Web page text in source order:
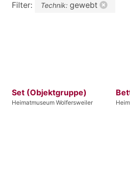
Filter: Technik: gewebt
Set (Objektgruppe)
Heimatmuseum Wolfersweiler